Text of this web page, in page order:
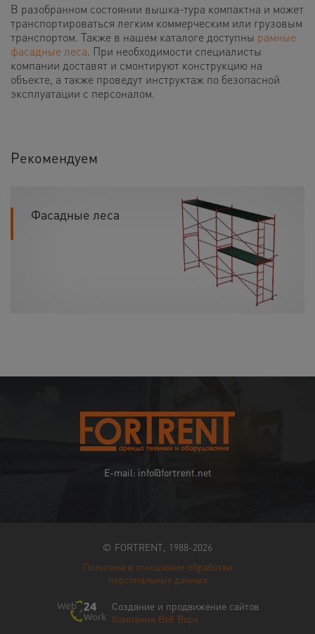
В разобранном состоянии вышка-тура компактна и может
транспортироваться легким коммерческим или грузовым
транспортом. Также в нашем каталоге доступны рамные
фасадные леса . При необходимости специалисты
компании доставят и смонтируют конструкцию на
объекте, а также проведут инструктаж по безопасной
эксплуатации с персоналом.
Рекомендуем
Фасадные леса
E-mail: info@fortrent.net
© FORTRENT, 1988-2026
Политика в отношении обработки
персональных данных
Создание и продвижение сайтов
Компания Веб Ворк